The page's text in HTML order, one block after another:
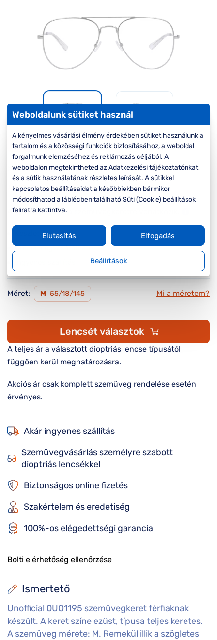
szemüvegekre
Seen Belépőár
ajánlat
Ismertető
Unofficial 0UO1195 szemüvegkeret férfiaknak
készült. A keret színe ezüst, típusa teljes keretes.
A szemüveg mérete: M. Remekül illik a szögletes
-20%
Korábbi ár: 33.000 Ft
Akciós ár: 26.400 Ft
A feltűntetett ár a szemüvegkeretre vonatkozik.
Készleten
Online megvásárolható
Méret: M 55/18/145 Mi a méretem?
Lencsét választok
A teljes ár a választott dioptriás lencse típusától
függően kerül meghatározásra.
Akciós ár csak komplett szemüveg rendelése esetén
érvényes.
Akár ingyenes szállítás
Szemüvegvásárlás személyre szabott
dioptriás lencsékkel
Biztonságos online fizetés
Szakértelem és eredetiség
100%-os elégedettségi garancia
Bolti elérhetőség ellenőrzése
Weboldalunk sütiket használ
A kényelmes vásárlási élmény érdekében sütiket használunk a
tartalom és a közösségi funkciók biztosításához, a weboldal
forgalmunk elemzéséhez és reklámozás céljából. A
weboldalon megtekintheted az Adatkezelési tájékoztatónkat
és a sütik használatának részletes leírását. A sütikkel
kapcsolatos beállításaidat a későbbiekben bármikor
módosíthatod a láblécben található Süti (Cookie) beállítások
feliratra kattintva.
Beállítások
Elutasítás Elfogadás